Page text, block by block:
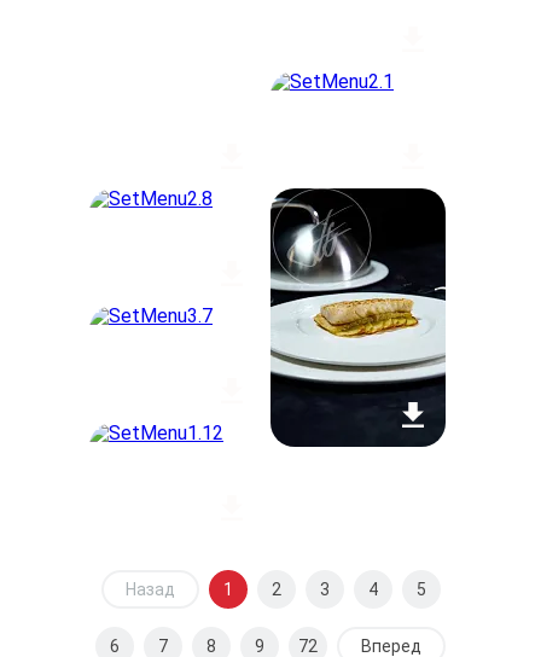
Назад 1 2 3 4 5
6 7 8 9 72 Вперед